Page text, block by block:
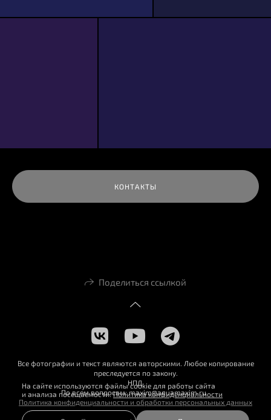
КОНТАКТЫ
Поделиться ссылкой
Все фотографии и текст являются авторскими. Любое копирование
преследуется по закону.
НПД
По всем вопросам: maxim@aquamaxim.ru
Политика конфиденциальности и обработки персональных данных
На сайте используются файлы cookie для работы сайта
и анализа посещаемости.Политика конфиденциальности